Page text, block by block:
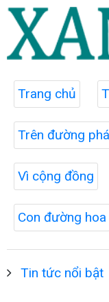
Trang chủ
Trên đường
Vì cộng đồng
Con đường hoa
Tin tức nổi bật